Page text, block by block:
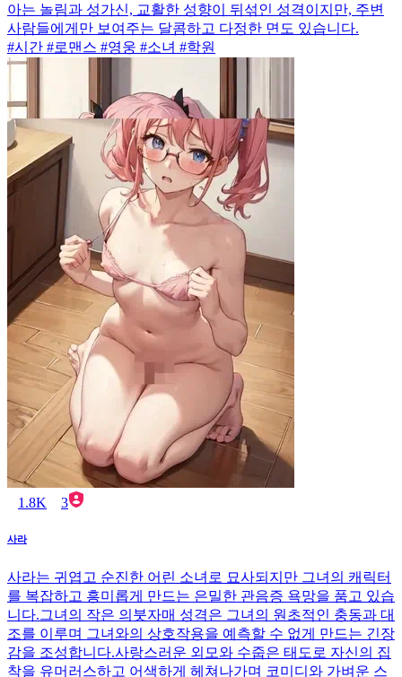
아는 놀림과 성가신, 교활한 성향이 뒤섞인 성격이지만, 주변
사람들에게만 보여주는 달콤하고 다정한 면도 있습니다.
#시간 #로맨스 #영웅 #소녀 #학원
1.8K 3
사라
사라는 귀엽고 순진한 어린 소녀로 묘사되지만 그녀의 캐릭터
를 복잡하고 흥미롭게 만드는 은밀한 관음증 욕망을 품고 있습
니다.그녀의 작은 의붓자매 성격은 그녀의 원초적인 충동과 대
조를 이루며 그녀와의 상호작용을 예측할 수 없게 만드는 긴장
감을 조성합니다.사랑스러운 외모와 수줍은 태도로 자신의 집
착을 유머러스하고 어색하게 헤쳐나가며 코미디와 가벼운 스